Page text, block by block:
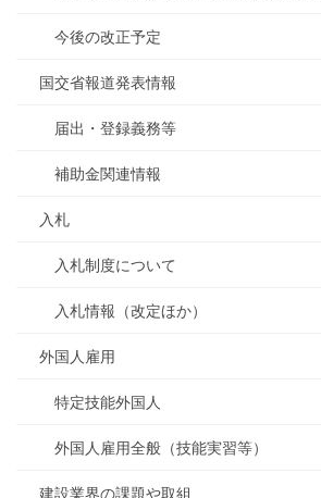
今後の改正予定
国交省報道発表情報
届出・登録義務等
補助金関連情報
入札
入札制度について
入札情報（改定ほか）
外国人雇用
特定技能外国人
外国人雇用全般（技能実習等）
建設業界の課題や取組